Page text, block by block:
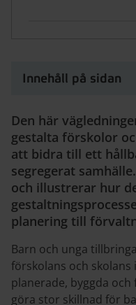
Innehåll på sidan
Den här
gestalta förskolor
att bidra till ett
segregerat
och illustrerar hur
planering till
Barn och unga
förskolans och
planerade, byggda
göra stor skillnad för